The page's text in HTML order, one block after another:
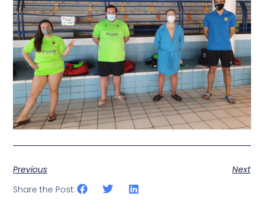
Previous
Next
Share the Post: